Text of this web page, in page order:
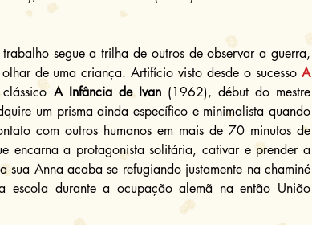
segue a trilha de outros de observar a guerra,
de uma criança. Artifício visto desde o sucesso A
A Infância de Ivan (1962), début do mestre
um prisma ainda específico e minimalista quando
com outros humanos em mais de 70 minutos de
encarna a protagonista solitária, cativar e prender a
Anna acaba se refugiando justamente na chaminé
escola durante a ocupação alemã na então União